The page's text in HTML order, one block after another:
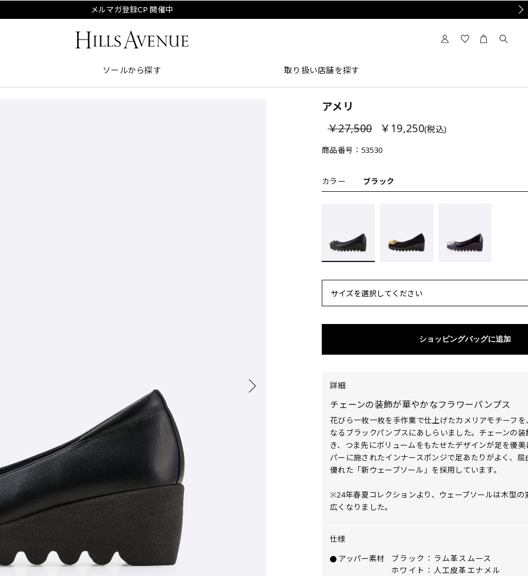
メルマガ登録CP 開催中
ソールから探す 取り扱い店舗を探す
アメリ
￥27,500
￥19,250(税込)
商品番号： 53530
カラー ブラック
サイズを選択してください
ショッピングバッグに追加
詳細
チェーンの装飾が華やかなフラワーパンプス
花びら一枚一枚を手作業で仕上げたカメリアモチーフ
なるブラックパンプスにあしらいました。チェーンの
き、つま先にボリュームをもたせたデザインが足を優
パーに施されたインナースポンジで足あたりがよく、
優れた「新ウェーブソール」を採用しています。
※24年春夏コレクションより、ウェーブソールは木型の
広くなりました。
仕様
アッパー素材
ブラック：ラム革スムース
ホワイト：人工皮革エナメル